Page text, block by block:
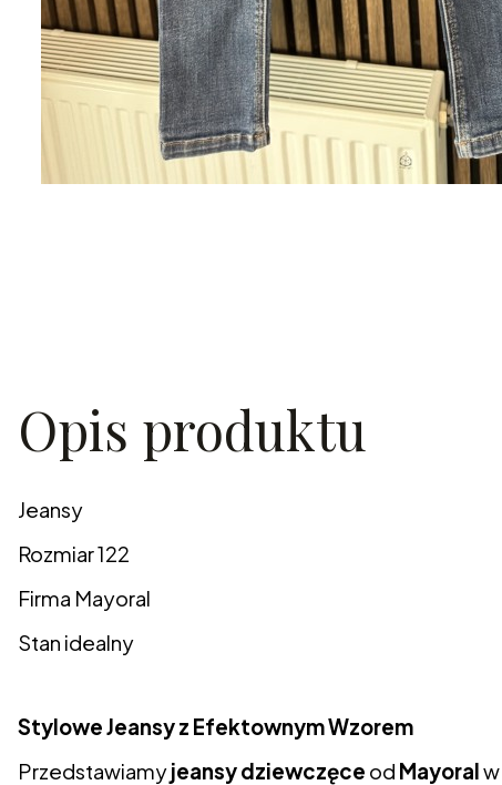
Opis produktu
Jeansy
Rozmiar 122
Firma Mayoral
Stan idealny
Stylowe Jeansy z Efektownym Wzorem
Przedstawiamyjeansy dziewczęce od Mayoral